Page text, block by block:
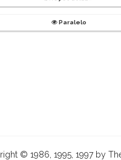
Paralelo
© 1986, 1995, 1997 by